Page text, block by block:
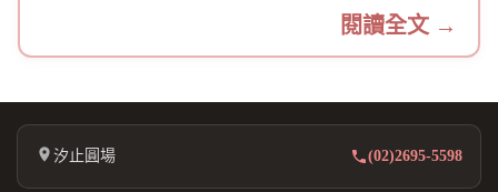
閱讀全文 →
汐止圓場 (02)2695-5598